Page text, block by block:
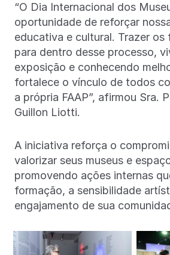
“O Dia Internacional dos
oportunidade de reforçar
educativa e cultural. Trazer os
para dentro desse processo,
exposição e conhecendo
fortalece o vínculo de todos
a própria FAAP”, afirmou Sra.
Guillon Liotti.
A iniciativa reforça o
valorizar seus museus e
promovendo ações internas
formação, a sensibilidade
engajamento de sua